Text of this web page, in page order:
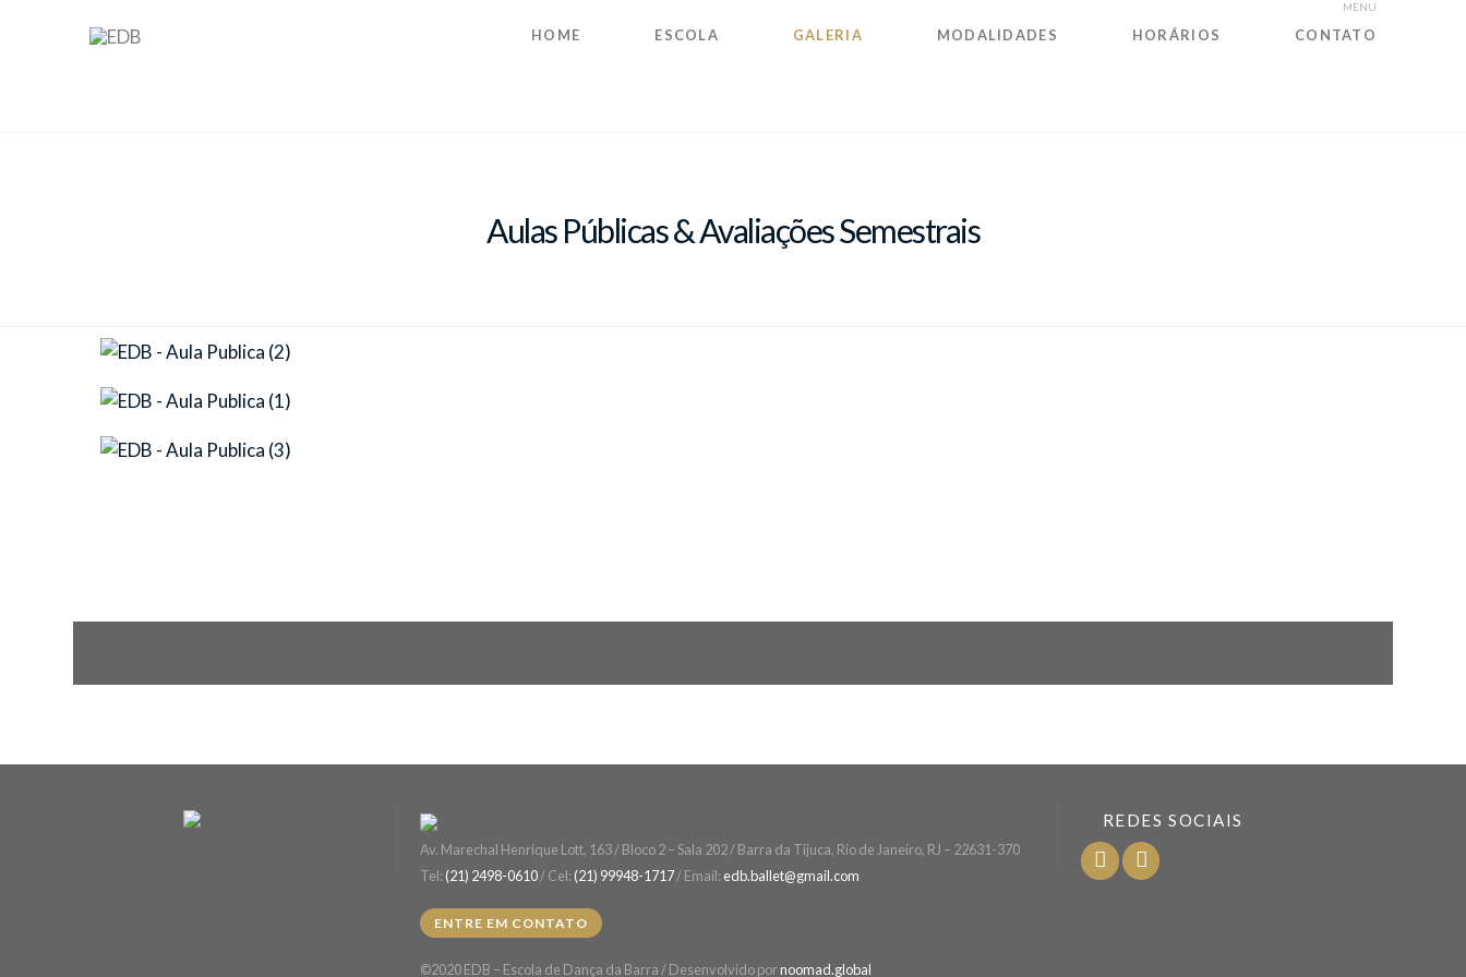
MENU
HOME ESCOLA GALERIA MODALIDADES HORÁRIOS CONTATO
Aulas Públicas & Avaliações Semestrais
Av. Marechal Henrique Lott, 163 / Bloco 2 – Sala 202 / Barra da Tijuca, Rio de Janeiro, RJ – 22631-370
Tel: (21) 2498-0610/ Cel: (21) 99948-1717/ Email: edb.ballet@gmail.com
ENTRE EM CONTATO
©2020 EDB – Escola de Dança da Barra / Desenvolvido pornoomad.global
REDES SOCIAIS